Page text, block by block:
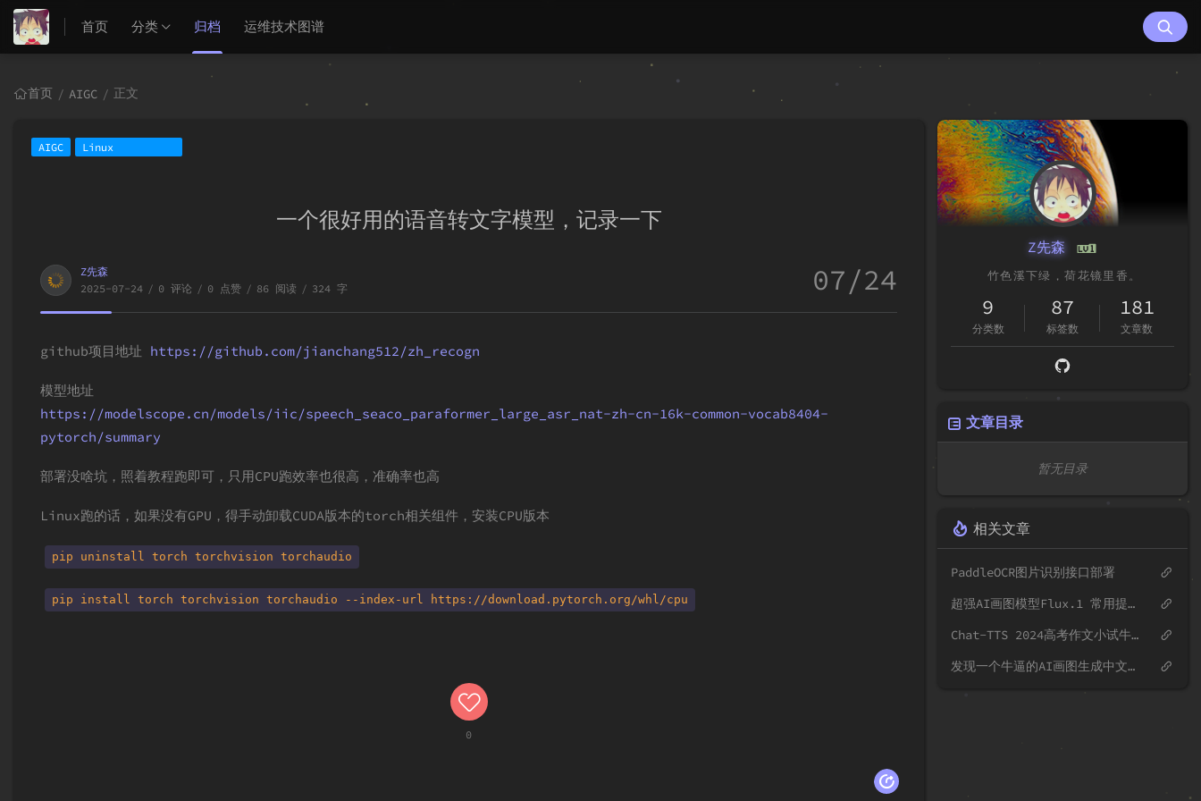
首页 分类 归档 运维技术图谱
首页 / AIGC / 正文
AIGC Linux
一个很好用的语音转文字模型，记录一下
Z先森
2025-07-24 / 0 评论 / 0 点赞 / 86 阅读 / 324 字 07/24
github项目地址 https://github.com/jianchang512/zh_recogn
模型地址
https://modelscope.cn/models/iic/speech_seaco_paraformer_large_asr_nat-zh-cn-16k-common-vocab8404-
pytorch/summary
部署没啥坑，照着教程跑即可，只用CPU跑效率也很高，准确率也高
Linux跑的话，如果没有GPU，得手动卸载CUDA版本的torch相关组件，安装CPU版本
pip uninstall torch torchvision torchaudio
pip install torch torchvision torchaudio --index-url https://download.pytorch.org/whl/cpu
0
Z先森
9
分类数
87
标签数
181
文章数
文章目录
暂无目录
相关文章
PaddleOCR图片识别接口部署
超强AI画图模型Flux.1 常用提示词
Chat-TTS 2024高考作文小试牛刀
发现一个牛逼的AI画图生成中文的项目